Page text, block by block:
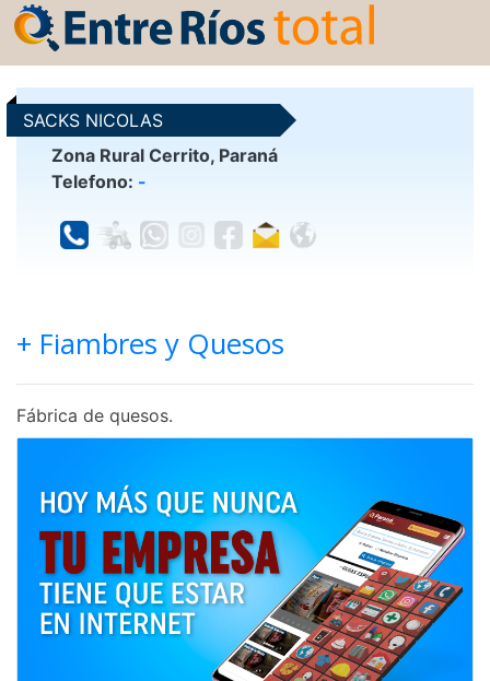
SACKS NICOLAS
Zona Rural Cerrito, Paraná
Telefono: -
+ Fiambres y Quesos
Fábrica de quesos.